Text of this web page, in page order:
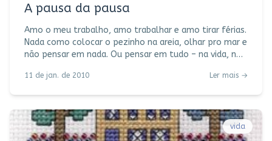
A pausa da pausa
Amo o meu trabalho, amo trabalhar e amo tirar férias.
Nada como colocar o pezinho na areia, olhar pro mar e
não pensar em nada. Ou pensar em tudo – na vida, no
camarãozinho frito (isso é que é dilema), nos meninos
alma, na cocada puxenta, no próximo post, no picolé
da Kibon que é tudo de bom desde sempre, na família
11 de jan. de 2010 Ler mais →
vida